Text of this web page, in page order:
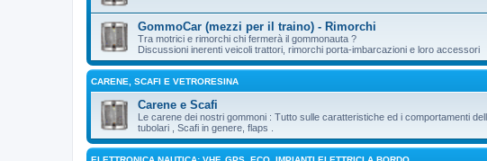
GommoCar (mezzi per il traino) - Rimorchi
Tra motrici e rimorchi chi fermerà il gommonauta ?
Discussioni inerenti veicoli trattori, rimorchi porta-imbarcazioni e loro accessori
CARENE, SCAFI E VETRORESINA
Carene e Scafi
Le carene dei nostri gommoni : Tutto sulle caratteristiche ed i comportamenti
tubolari , Scafi in genere, flaps .